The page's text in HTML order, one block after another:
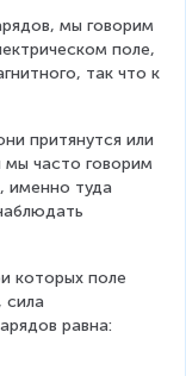
мы говорим
поле,
так что к
притянутся или
мы часто говорим
именно туда
которых поле
сила
равна: